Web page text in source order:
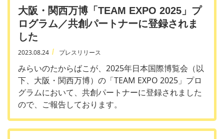
大阪・関西万博「TEAM EXPO 2025」プ
ログラム／共創パートナーに登録されま
した
2023.08.24 プレスリリース
みらいのたからばこが、2025年日本国際博覧会（以
下、大阪・関西万博）の「TEAM EXPO 2025」プロ
グラムにおいて、共創パートナーに登録されました
ので、ご報告しております。